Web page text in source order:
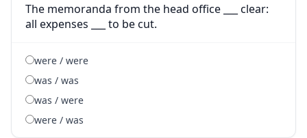
The memoranda from the head office ___ clear:
all expenses ___ to be cut.
were / were
was / was
was / were
were / was